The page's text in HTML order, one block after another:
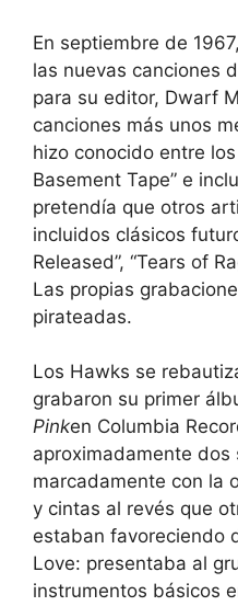
En septiembre de
las nuevas canciones
para su editor, Dwarf
canciones más unos
hizo conocido entre
Basement Tape” e
pretendía que otros
incluidos clásicos
Released”, “Tears of
Las propias
pirateadas.
Los Hawks se
grabaron su primer
Pinken Columbia
aproximadamente
marcadamente con la
y cintas al revés que
estaban favoreciendo
Love: presentaba al
instrumentos básicos